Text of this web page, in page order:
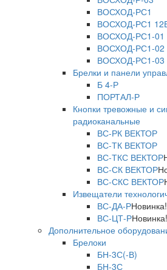
ВОСХОД-РС1
ВОСХОД-РС1
ВОСХОД-РС1-01
ВОСХОД-РС1-02
ВОСХОД-РС1-03
Брелки и панели
Б 4-Р
ПОРТАЛ-Р
Кнопки тревожные и
радиоканальные
ВС-РК ВЕКТОР
ВС-ТК ВЕКТОР
ВС-ТКС ВЕКТОР
ВС-СК ВЕКТОР
ВС-СКС ВЕКТОР
Извещатели
ВС-ДА-РНовинка!
ВС-ЦТ-РНовинка!
Дополнительное
Брелоки
БН-3С(-В)
БН-3С